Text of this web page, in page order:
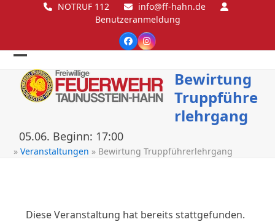
NOTRUF 112
info@ff-hahn.de
Benutzeranmeldung
FacebookInstagram
Open
mobile
Close
mobile
Bewirtung
Truppführe
rlehrgang
05.06. Beginn: 17:00
»Veranstaltungen » Bewirtung Truppführerlehrgang
Diese Veranstaltung hat bereits stattgefunden.